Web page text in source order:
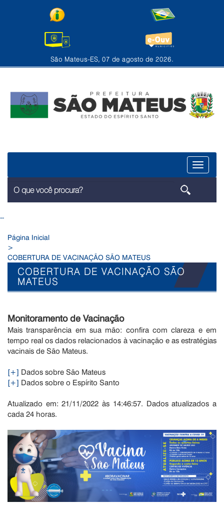
São Mateus-ES, 07 de agosto de 2026.
Menu
--
Página Inicial
>
COBERTURA DE VACINAÇÃO SÃO MATEUS
COBERTURA DE VACINAÇÃO SÃO
MATEUS
Monitoramento de Vacinação
Mais transparência em sua mão: confira com clareza e em
tempo real os dados relacionados à vacinação e as estratégias
vacinais de São Mateus.
[+] Dados sobre São Mateus
[+] Dados sobre o Espírito Santo
Atualizado em: 21/11/2022 às 14:46:57. Dados atualizados a
cada 24 horas.